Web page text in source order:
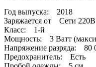
Год выпуска: 2018
Заряжается от Сети 220В
Класс: 1-й
Мощность: 3 Ватт
Напряжение разряда: 80
Предохранитель: Есть